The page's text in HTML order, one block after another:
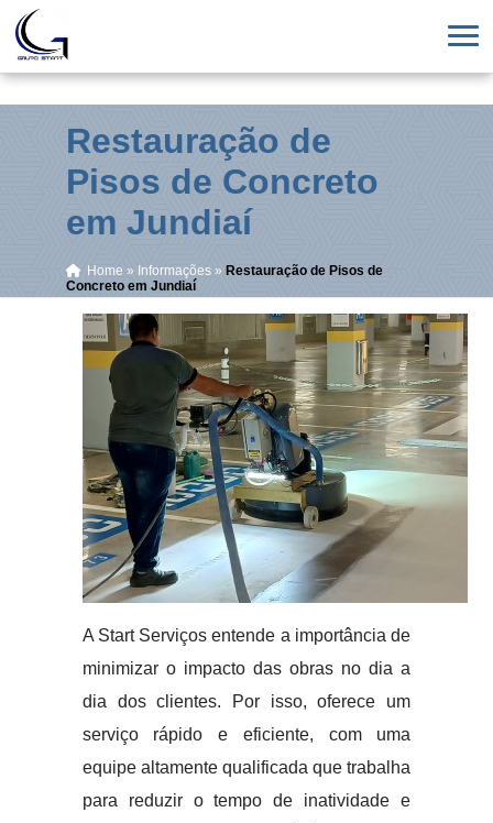
Restauração de
Pisos de Concreto
em Jundiaí
Home » Informações » Restauração de Pisos de
Concreto em Jundiaí
A Start Serviços entende a importância de
minimizar o impacto das obras no dia a
dia dos clientes. Por isso, oferece um
serviço rápido e eficiente, com uma
equipe altamente qualificada que trabalha
para reduzir o tempo de inatividade e